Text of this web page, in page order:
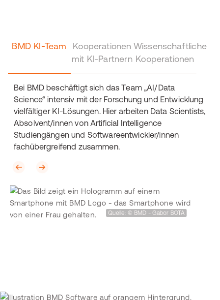
BMD KI-Team
Bei BMD beschäftigt sich das Team „AI/Data
Science“ intensiv mit der Forschung und Entwicklung
vielfältiger KI-Lösungen. Hier arbeiten Data Scientists,
Absolvent/innen von Artificial Intelligence
Studiengängen und Softwareentwickler/innen
fachübergreifend zusammen.
Kooperationen
mit KI-Partnern
Wissenschaftliche
Kooperationen
Quelle: © BMD - Gabor BOTA